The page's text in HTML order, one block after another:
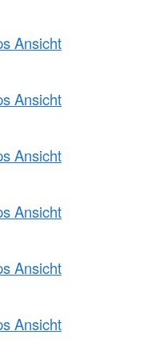
Ansicht
Ansicht
Ansicht
Ansicht
Ansicht
Ansicht